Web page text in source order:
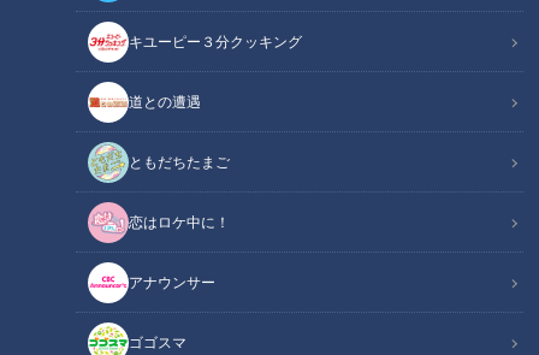
キユーピー３分クッキング
道との遭遇
ともだちたまご
恋はロケ中に！
アナウンサー
ゴゴスマ
CBCテレビ『道との遭遇』
道との遭遇
「道との遭遇」記事
全国の道に特化したバラエティ番組『道との遭遇』のコーナー
『軽トラ女子 下道旅』では、軽トラックを所有するグラビア
アイドル・三田悠貴が軽トラックに乗って本州を縦断。山口県
から青森県を目指し、ご当地グルメを爆食いしながら、そこで
しか見られない絶景を楽しみます。